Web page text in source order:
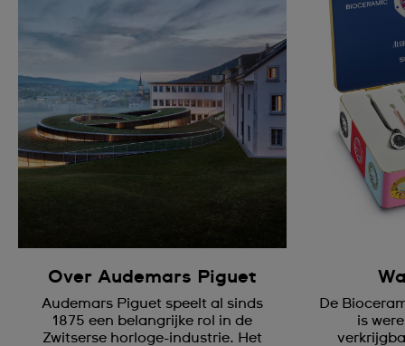
Over Audemars Piguet
Audemars Piguet speelt al sinds
1875 een belangrijke rol in de
Zwitserse horloge-industrie. Het
De
is